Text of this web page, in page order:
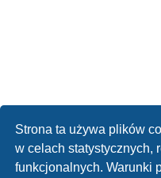
Strona ta używa plików
w celach statystycznych,
funkcjonalnych. Warunki